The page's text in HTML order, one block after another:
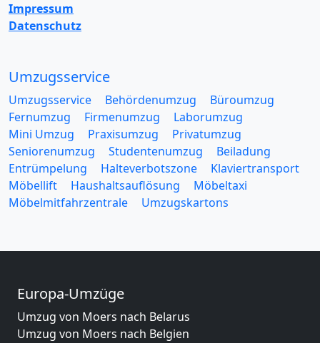
Impressum
Datenschutz
Umzugsservice
Umzugsservice Behördenumzug
Büroumzug
Fernumzug
Firmenumzug
Laborumzug
Mini Umzug
Praxisumzug
Privatumzug
Seniorenumzug
Studentenumzug
Beiladung
Entrümpelung
Halteverbotszone
Klaviertransport
Möbellift
Haushaltsauflösung
Möbeltaxi
Möbelmitfahrzentrale
Umzugskartons
Europa-Umzüge
Umzug von Moers nach Belarus
Umzug von Moers nach Belgien